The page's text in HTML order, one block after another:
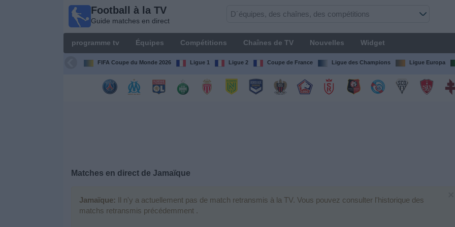
Football à la TV
Guide matches en direct
programme tv Équipes Compétitions Chaînes de TV Nouvelles Widget
FIFA Coupe du Monde 2026 Ligue 1 Ligue 2 Coupe de France Ligue des Champions Ligue Europa
Matches en direct de Jamaïque
Jamaïque: Il n'y a actuellement pas de match retransmis à la TV. Vous pouvez consulter l'historique des
matchs retransmis précédemment .